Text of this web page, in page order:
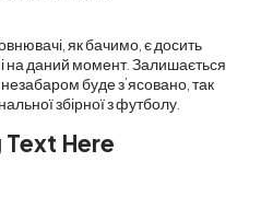
як бачимо, є досить
даний момент. Залишається
буде з’ясовано, так
збірної з футболу.
Text Here